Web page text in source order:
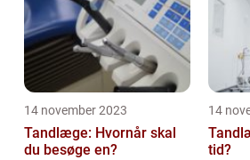
14 november 2023
Tandlæge: Hvornår skal
du besøge en?
14
tid?